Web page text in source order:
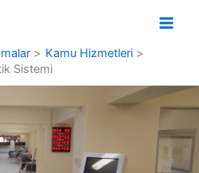
Kamu Hizmetleri
Sistemi